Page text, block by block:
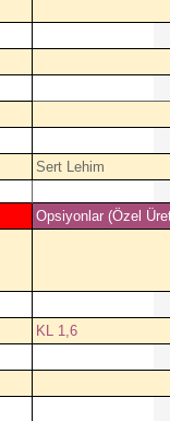
Sert Lehim
Opsiyonlar (Özel
KL 1,6